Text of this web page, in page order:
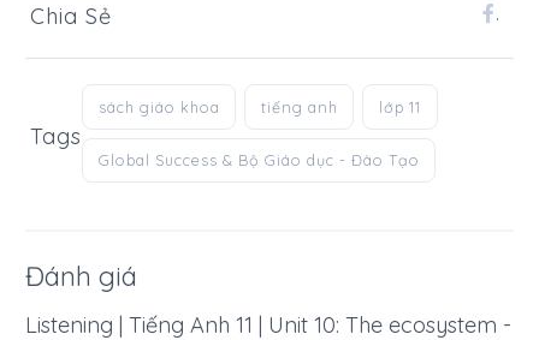
Chia Sẻ .
Tags
sách giáo khoa tiếng anh lớp 11
Global Success & Bộ Giáo dục - Đào Tạo
Đánh giá
Listening | Tiếng Anh 11 | Unit 10: The ecosystem -